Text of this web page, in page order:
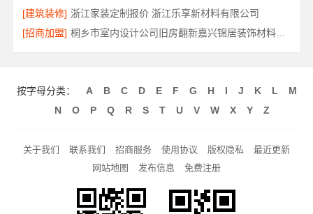
[建筑装修] 浙江家装定制报价 浙江乐享新材料有限公司
[招商加盟]
桐乡市室内设计公司旧房翻新嘉兴锦居装饰材料有限公司
按字母分类： A B C D E F G H I J K L
M
N
O P Q R S T U V W X Y Z
关于我们 联系我们 招商服务 使用协议 版权隐私
最近更新
网站地图
发布信息 免费注册